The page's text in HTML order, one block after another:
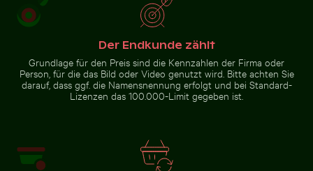
Der Endkunde zählt
Grundlage für den Preis sind die Kennzahlen der Firma oder
Person, für die das Bild oder Video genutzt wird. Bitte achten Sie
darauf, dass ggf. die Namensnennung erfolgt und bei Standard-
Lizenzen das 100.000-Limit gegeben ist.